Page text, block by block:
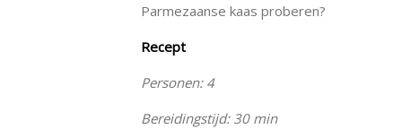
Parmezaanse kaas proberen?
Recept
Personen: 4
Bereidingstijd: 30 min